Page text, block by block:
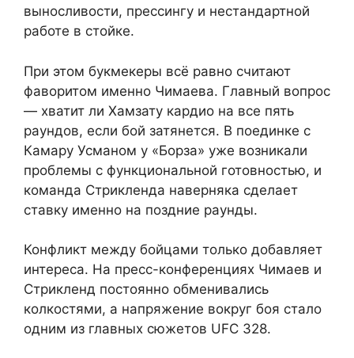
выносливости, прессингу и нестандартной
работе в стойке.
При этом букмекеры всё равно считают
фаворитом именно Чимаева. Главный вопрос
— хватит ли Хамзату кардио на все пять
раундов, если бой затянется. В поединке с
Камару Усманом у «Борза» уже возникали
проблемы с функциональной готовностью, и
команда Стрикленда наверняка сделает
ставку именно на поздние раунды.
Конфликт между бойцами только добавляет
интереса. На пресс-конференциях Чимаев и
Стрикленд постоянно обменивались
колкостями, а напряжение вокруг боя стало
одним из главных сюжетов UFC 328.